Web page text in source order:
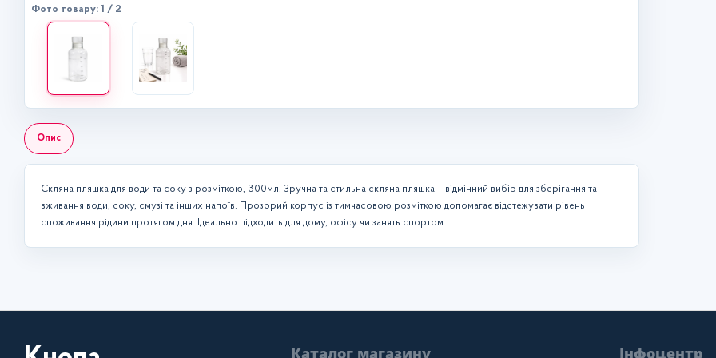
Фото товару: 1 / 2
Опис
Скляна пляшка для води та соку з розміткою, 300мл. Зручна та стильна скляна пляшка – відмінний вибір для зберігання та
вживання води, соку, смузі та інших напоїв. Прозорий корпус із тимчасовою розміткою допомагає відстежувати рівень
споживання рідини протягом дня. Ідеально підходить для дому, офісу чи занять спортом.
Каталог магазину Інфоцентр